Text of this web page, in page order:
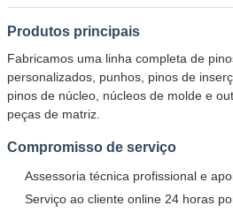
Produtos principais
Fabricamos uma linha completa de
personalizados, punhos, pinos de
pinos de núcleo, núcleos de molde e
peças de matriz.
Compromisso de serviço
Assessoria técnica profissional e
Serviço ao cliente online 24 horas